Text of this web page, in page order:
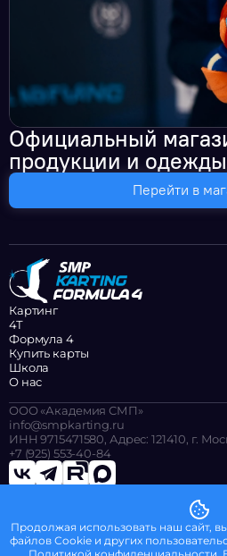
Официальный
продукции и
Перейти в
Картинг
4Т
Формула 4
Купить карты
Школа
О нас
ООО «Академия СМП»
info@smpkarting.ru
ИНН 9715471580, Адрес: 121410, г.
+7 (925) 553-40-84
© 2026 ООО «Академия СМП»
Политика конфиденциальности
Оферта SMP F4 2025 для зрителей
Продолжая использовать наш сайт,
файлов Сookie и других